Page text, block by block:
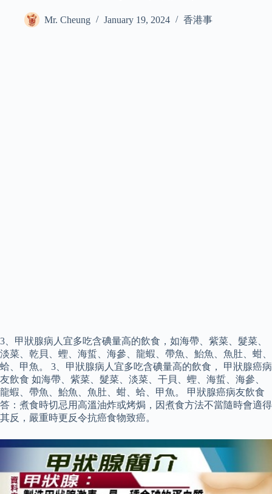
Mr. Cheung January 19, 2024 香港事
3、甲狀腺病人宜多吃含碘量高的飲食，如海帶、紫菜、髮菜、
淡菜、乾貝、蟶、海蜇、海參、龍蝦、帶魚、鮐魚、魚肚、蚶、
蛤、甲魚。 3、甲狀腺病人宜多吃含碘量高的飲食， 甲狀腺癌病
友飲食 如海帶、紫菜、髮菜、淡菜、干貝、蟶、海蜇、海參、
龍蝦、帶魚、鮐魚、魚肚、蚶、蛤、甲魚。 甲狀腺癌病友飲食
答：煮食時切忌用高溫油炸或烤焗，因煮食方法不當隨時會適得
其反，嚴重時更反令抗癌食物致癌。